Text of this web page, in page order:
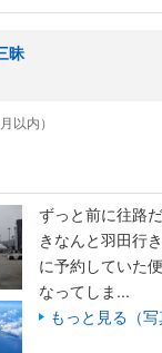
昧
以内）
ずっと前に往路
きなんと羽田行
に予約していた
なってしま...
もっと見る（写